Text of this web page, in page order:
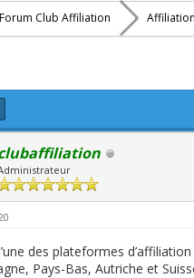
Forum Club Affiliation
des plateformes
Pays-Bas, Autriche et